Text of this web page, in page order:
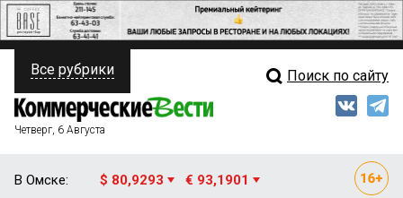
ПОЛИТИКА
ФИНАНСЫ
Свежий выпуск
Все рубрики Поиск по сайту
Четверг, 6 Августа
В Омске: $ 80,9293 € 93,1901